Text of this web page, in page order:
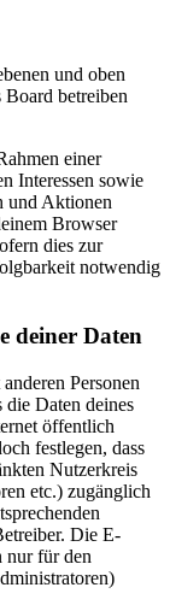
und oben
Board betreiben
einer
Interessen sowie
und Aktionen
Browser
dies zur
notwendig
deiner Daten
Personen
die Daten deines
öffentlich
festlegen, dass
Nutzerkreis
etc.) zugänglich
Die E-
nur für den